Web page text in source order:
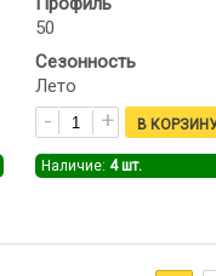
50
Сезонность
Лето
Наличие: 4шт.